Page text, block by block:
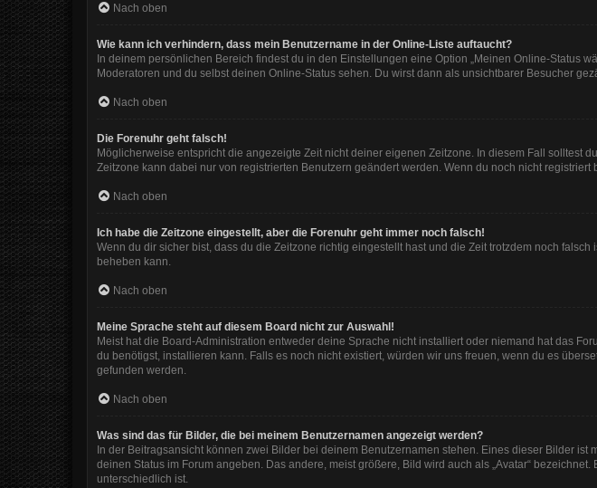
Nach oben
Wie kann ich verhindern, dass mein Benutzername in der Online-Liste auftaucht?
In deinem persönlichen Bereich findest du in den Einstellungen eine Option „Meinen Online-Status
Moderatoren und du selbst deinen Online-Status sehen. Du wirst dann als unsichtbarer Besucher
Nach oben
Die Forenuhr geht falsch!
Möglicherweise entspricht die angezeigte Zeit nicht deiner eigenen Zeitzone. In diesem Fall solltest
Zeitzone kann dabei nur von registrierten Benutzern geändert werden. Wenn du noch nicht registriert
Nach oben
Ich habe die Zeitzone eingestellt, aber die Forenuhr geht immer noch falsch!
Wenn du dir sicher bist, dass du die Zeitzone richtig eingestellt hast und die Zeit trotzdem noch
beheben kann.
Nach oben
Meine Sprache steht auf diesem Board nicht zur Auswahl!
Meist hat die Board-Administration entweder deine Sprache nicht installiert oder niemand hat das
du benötigst, installieren kann. Falls es noch nicht existiert, würden wir uns freuen, wenn du es
gefunden werden.
Nach oben
Was sind das für Bilder, die bei meinem Benutzernamen angezeigt werden?
In der Beitragsansicht können zwei Bilder bei deinem Benutzernamen stehen. Eines dieser Bilder
deinen Status im Forum angeben. Das andere, meist größere, Bild wird auch als „Avatar“
unterschiedlich ist.